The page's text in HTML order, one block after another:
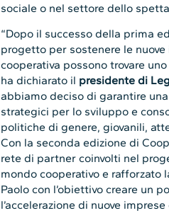
sociale o nel settore dello
“Dopo il successo della prima
progetto per sostenere le
cooperativa possono trovare
ha dichiarato il presidente di
abbiamo deciso di garantire
strategici per lo sviluppo e
politiche di genere, giovanili,
Con la seconda edizione di
rete di partner coinvolti nel
mondo cooperativo e rafforzato
Paolo con l’obiettivo creare un
l’accelerazione di nuove